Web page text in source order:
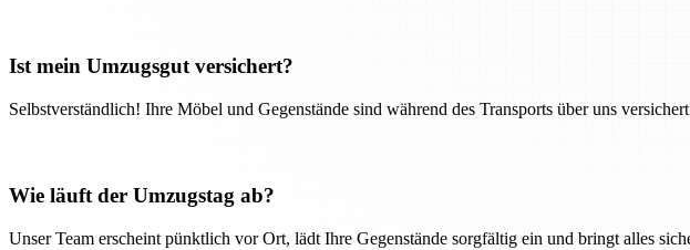
Ist mein Umzugsgut versichert?
Selbstverständlich! Ihre Möbel und Gegenstände sind während des Transports über uns
Wie läuft der Umzugstag ab?
Unser Team erscheint pünktlich vor Ort, lädt Ihre Gegenstände sorgfältig ein und bringt alles